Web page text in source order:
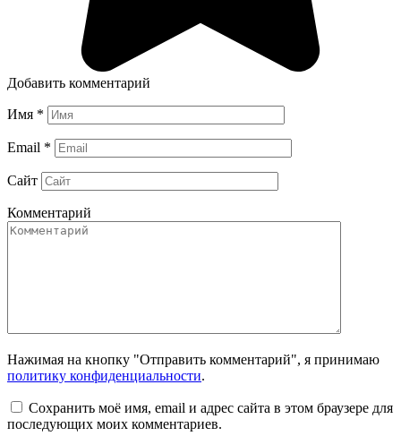
Добавить комментарий
Имя *
Email *
Сайт
Комментарий
Нажимая на кнопку "Отправить комментарий", я принимаю
политику конфиденциальности.
Сохранить моё имя, email и адрес сайта в этом браузере для
последующих моих комментариев.